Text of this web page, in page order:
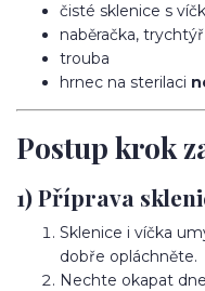
čisté sklenice s
naběračka,
trouba
hrnec na sterilaci
Postup krok
1) Příprava
Sklenice i víčka
dobře opláchněte.
Nechte okapat